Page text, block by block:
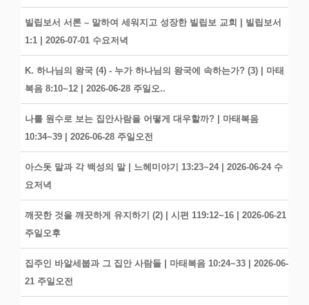
빌립보서 서론 – 말하여 세워지고 성장한 빌립보 교회 | 빌립보서
1:1 | 2026-07-01 수요저녁
K. 하나님의 왕국 (4) - 누가 하나님의 왕국에 속하는가? (3) | 마태
복음 8:10~12 | 2026-06-28 주일오..
나를 원수로 보는 집안사람을 어떻게 대우할까? | 마태복음
10:34~39 | 2026-06-28 주일오전
아스돗 말과 각 백성의 말 | 느헤미야기 13:23~24 | 2026-06-24 수
요저녁
깨끗한 것을 깨끗하게 유지하기 (2) | 시편 119:12~16 | 2026-06-21
주일오후
집주인 바알세붑과 그 집안 사람들 | 마태복음 10:24~33 | 2026-06-
21 주일오전